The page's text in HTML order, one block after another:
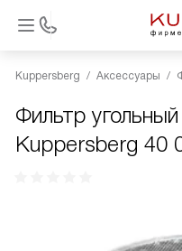
Kuppersberg Аксессуары
Фильтр угольный
Kuppersberg 40